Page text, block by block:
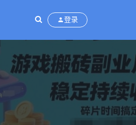
登录